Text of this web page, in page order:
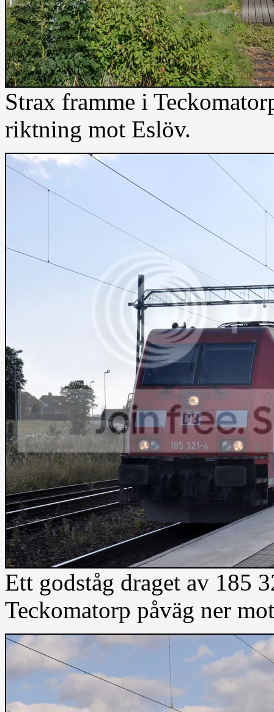
Strax framme i
riktning mot Eslöv.
Ett godståg draget av 185
Teckomatorp påväg ner